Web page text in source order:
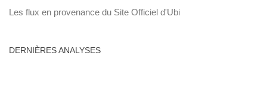
Les flux en provenance du Site Officiel d'Ubi
DERNIÈRES ANALYSES